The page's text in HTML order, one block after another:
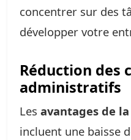
concentrer sur des
développer votre
Réduction des
administratifs
Les avantages de
incluent une baisse